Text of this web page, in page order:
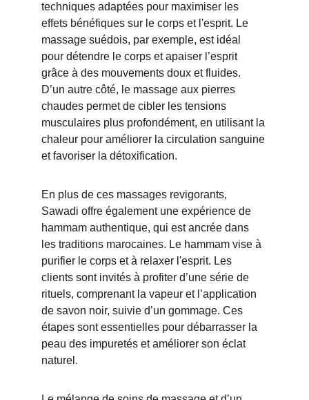
techniques adaptées pour maximiser les
effets bénéfiques sur le corps et l'esprit. Le
massage suédois, par exemple, est idéal
pour détendre le corps et apaiser l’esprit
grâce à des mouvements doux et fluides.
D’un autre côté, le massage aux pierres
chaudes permet de cibler les tensions
musculaires plus profondément, en utilisant la
chaleur pour améliorer la circulation sanguine
et favoriser la détoxification.
En plus de ces massages revigorants,
Sawadi offre également une expérience de
hammam authentique, qui est ancrée dans
les traditions marocaines. Le hammam vise à
purifier le corps et à relaxer l'esprit. Les
clients sont invités à profiter d’une série de
rituels, comprenant la vapeur et l’application
de savon noir, suivie d’un gommage. Ces
étapes sont essentielles pour débarrasser la
peau des impuretés et améliorer son éclat
naturel.